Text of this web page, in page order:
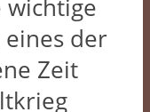
wichtige
der
Zeit